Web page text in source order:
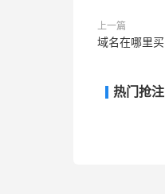
上一篇
域名在哪里买
热门抢注